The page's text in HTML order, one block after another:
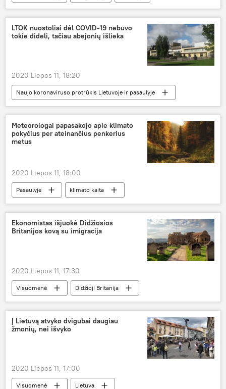
lėktuvas
naikintuvai
LTOK nuostoliai dėl COVID-19 nebuvo
tokie dideli, tačiau abejonių išlieka
2020 Liepos 11, 18:20
Naujo koronaviruso protrūkis Lietuvoje ir pasaulyje
Visuomenė
koronavirusas biudžetas
Meteorologai papasakojo apie klimato
pokyčius per ateinančius penkerius
metus
2020 Liepos 11, 18:00
Pasaulyje klimato kaita
Ekonomistas išjuokė Didžiosios
Britanijos kovą su imigracija
2020 Liepos 11, 17:30
Visuomenė
Didžioji Britanija
imigracija
Į Lietuvą atvyko dvigubai daugiau
žmonių, nei išvyko
2020 Liepos 11, 17:00
Visuomenė Lietuva